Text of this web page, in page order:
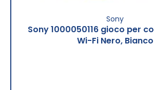
Sony
Sony 1000050116 gioco per
Wi-Fi Nero, Bianco